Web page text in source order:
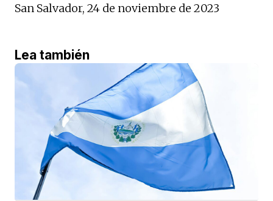
San Salvador, 24 de noviembre de 2023
Lea también